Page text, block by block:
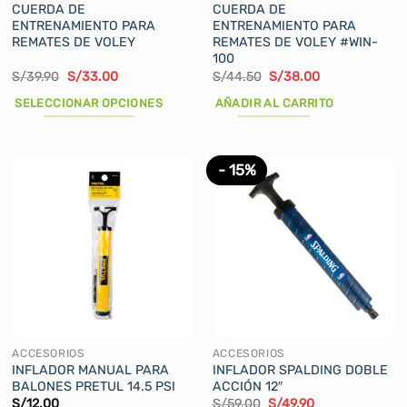
producto
producto
CUERDA DE
ENTRENAMIENTO PARA
REMATES DE VOLEY
S/39.90 El
original
era:
S/33.00El
actual
es:
SELECCIONAR OPCIONES
la
página
de
CUERDA DE
ENTRENAMIENTO PARA
REMATES DE VOLEY #WIN-
100
S/44.50 El
original
era:
S/38.00El
actual
AÑADIR AL CARRITO
ACCESORIOS
INFLADOR MANUAL PARA
BALONES PRETUL 14.5 PSI
- 15%
ACCESORIOS
INFLADOR SPALDING DOBLE
ACCIÓN 12″
El El